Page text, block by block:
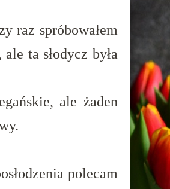
raz spróbowałem
ta słodycz była
ale żaden
polecam